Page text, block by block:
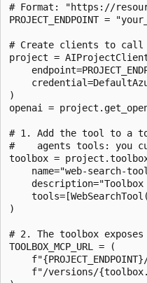
# Format: "https://
PROJECT_ENDPOINT =
# Create clients to call
project =
)
openai =
# 1. Add the tool to a
#    agents tools: you
toolbox =
name="web-search-
)
# 2. The toolbox exposes
TOOLBOX_MCP_URL = (
f"/versions/